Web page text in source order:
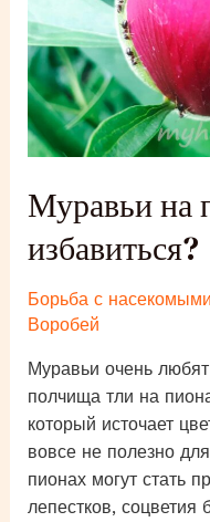
Муравьи на
избавиться?
Борьба с насекомыми
Воробей
Муравьи очень
полчища тли на
который источает
вовсе не полезно
пионах могут стать
лепестков, соцветия